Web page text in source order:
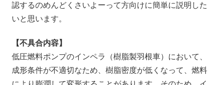
認するのめんどくさいよーって方向けに簡単に説明した
いと思います。
【不具合内容】
低圧燃料ポンプのインペラ（樹脂製羽根車）において、
成形条件が不適切なため、樹脂密度が低くなって、燃料